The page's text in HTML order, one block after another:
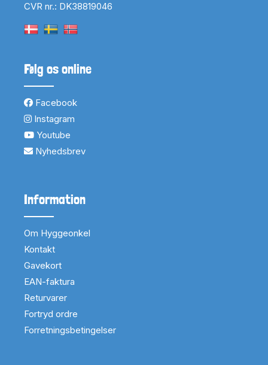
CVR nr.: DK38819046
Følg os online
Facebook
Instagram
Youtube
Nyhedsbrev
Information
Om Hyggeonkel
Kontakt
Gavekort
EAN-faktura
Returvarer
Fortryd ordre
Forretningsbetingelser